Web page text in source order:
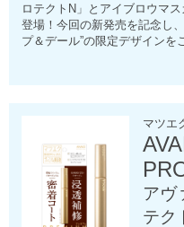
ロテクトN」とアイブロウマ
登場！今回の新発売を記念し
プ＆デール”の限定デザインを
マツエ
ア
テク